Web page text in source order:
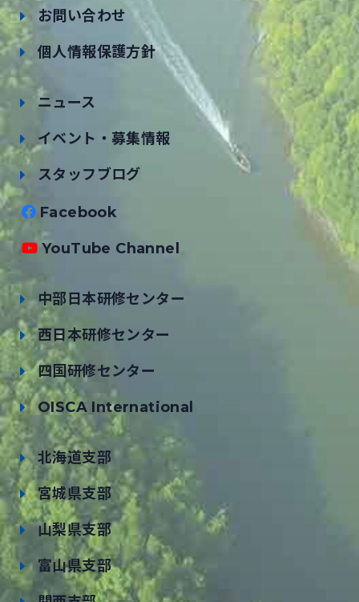
お問い合わせ
個人情報保護方針
ニュース
イベント・募集情報
スタッフブログ
Facebook
YouTube Channel
中部日本研修センター
西日本研修センター
四国研修センター
OISCA International
北海道支部
宮城県支部
山梨県支部
富山県支部